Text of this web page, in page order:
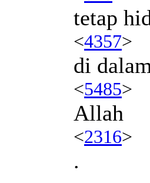
tetap
<4357>
di
<5485>
Allah
<2316>
.